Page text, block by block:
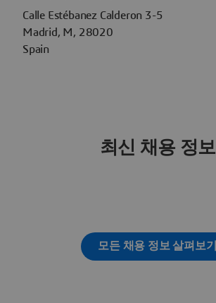
Calle Estébanez Calderon 3-5
Madrid, M, 28020
Spain
최신 채용 정보
모든 채용 정보 살펴보기